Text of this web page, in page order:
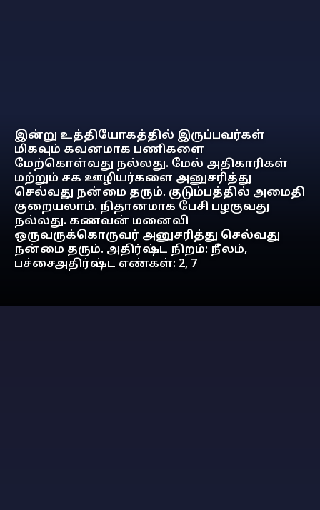
இன்று உத்தியோகத்தில் இருப்பவர்கள்
மிகவும் கவனமாக பணிகளை
மேற்கொள்வது நல்லது. மேல் அதிகாரிகள்
மற்றும் சக ஊழியர்களை அனுசரித்து
செல்வது நன்மை தரும். குடும்பத்தில் அமைதி
குறையலாம். நிதானமாக பேசி பழகுவது
நல்லது. கணவன் மனைவி
ஒருவருக்கொருவர் அனுசரித்து செல்வது
நன்மை தரும். அதிர்ஷ்ட நிறம்: நீலம்,
பச்சைஅதிர்ஷ்ட எண்கள்: 2, 7